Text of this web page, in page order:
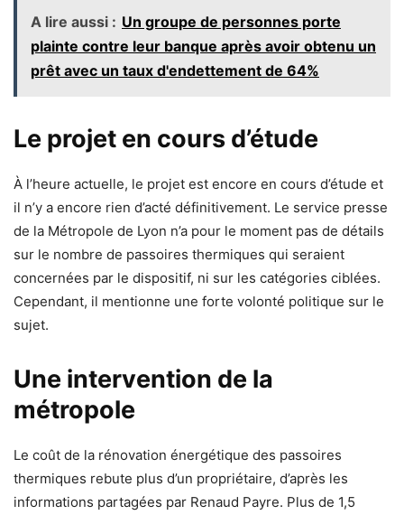
A lire aussi : Un groupe de personnes porte
plainte contre leur banque après avoir obtenu un
prêt avec un taux d'endettement de 64%
Le projet en cours d’étude
À l’heure actuelle, le projet est encore en cours d’étude et
il n’y a encore rien d’acté définitivement. Le service presse
de la Métropole de Lyon n’a pour le moment pas de détails
sur le nombre de passoires thermiques qui seraient
concernées par le dispositif, ni sur les catégories ciblées.
Cependant, il mentionne une forte volonté politique sur le
sujet.
Une intervention de la
métropole
Le coût de la rénovation énergétique des passoires
thermiques rebute plus d’un propriétaire, d’après les
informations partagées par Renaud Payre. Plus de 1,5